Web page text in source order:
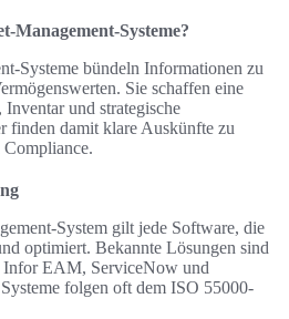
Management-Systeme?
Systeme bündeln Informationen zu
Sie schaffen eine
und strategische
finden damit klare Auskünfte zu
System gilt jede Software, die
optimiert. Bekannte Lösungen sind
EAM, ServiceNow und
folgen oft dem ISO 55000-